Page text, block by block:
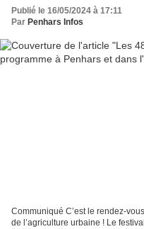
Publié le 16/05/2024 à 17:11
Par Penhars Infos
Communiqué C’est le rendez-
de l’agriculture urbaine ! Le